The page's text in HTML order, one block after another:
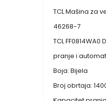
TCL Mašina za
46268-7
TCL
pranje i
Boja: Bijela
Broj obrtaja: